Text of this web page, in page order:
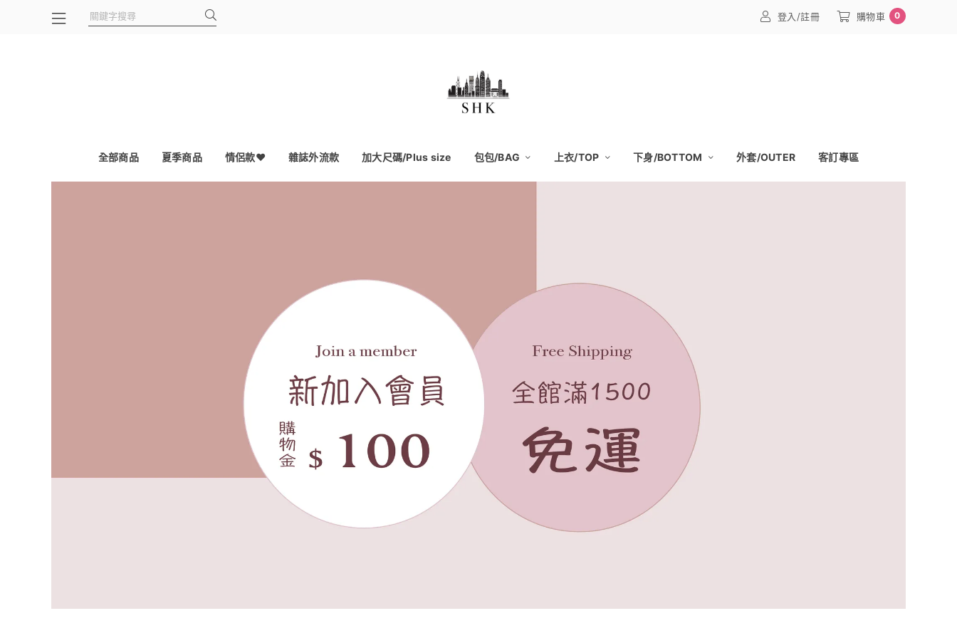
登入/註冊 購物車 0
全部商品 夏季商品 情侶款❤ 雜誌外流款 加大尺碼/Plus size 包包/BAG 上衣/TOP 下身/BOTTOM 外套/OUTER 客訂專區